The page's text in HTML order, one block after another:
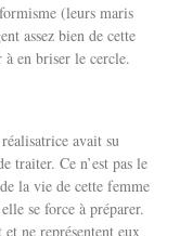
(leurs maris
assez bien de cette
en briser le cercle.
avait su
traiter. Ce n’est pas le
la vie de cette femme
se force à préparer.
ne représentent eux